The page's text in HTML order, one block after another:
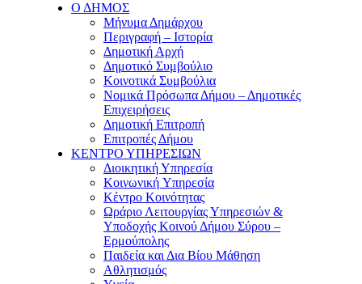
Ο ΔΗΜΟΣ
Μήνυμα Δημάρχου
Περιγραφή – Ιστορία
Δημοτική Αρχή
Δημοτικό Συμβούλιο
Κοινοτικά Συμβούλια
Νομικά Πρόσωπα Δήμου – Δημοτικές
Επιχειρήσεις
Δημοτική Επιτροπή
Επιτροπές Δήμου
ΚΕΝΤΡΟ ΥΠΗΡΕΣΙΩΝ
Διοικητική Υπηρεσία
Κοινωνική Yπηρεσία
Κέντρο Κοινότητας
Ωράριο Λειτουργίας Υπηρεσιών &
Υποδοχής Κοινού Δήμου Σύρου –
Ερμούπολης
Παιδεία και Δια Βίου Μάθηση
Αθλητισμός